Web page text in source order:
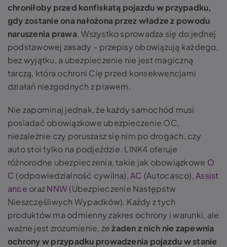
chroniłoby przed konfiskatą pojazdu w przypadku,
gdy zostanie ona nałożona przez władze z powodu
naruszenia prawa. Wszystko sprowadza się do jednej
podstawowej zasady – przepisy obowiązują każdego,
bez wyjątku, a ubezpieczenie nie jest magiczną
tarczą, która ochroni Cię przed konsekwencjami
działań niezgodnych z prawem.
Nie zapominaj jednak, że każdy samochód musi
posiadać obowiązkowe ubezpieczenie OC,
niezależnie czy poruszasz się nim po drogach, czy
auto stoi tylko na podjeździe. LINK4 oferuje
różnorodne ubezpieczenia, takie jak obowiązkowe O
C (odpowiedzialność cywilna), AC (Autocasco),Assist
ance orazNNW(Ubezpieczenie Następstw
Nieszczęśliwych Wypadków). Każdy z tych
produktów ma odmienny zakres ochrony i warunki, ale
ważne jest zrozumienie, żeżaden z nich nie zapewnia
ochrony w przypadku prowadzenia pojazdu w stanie